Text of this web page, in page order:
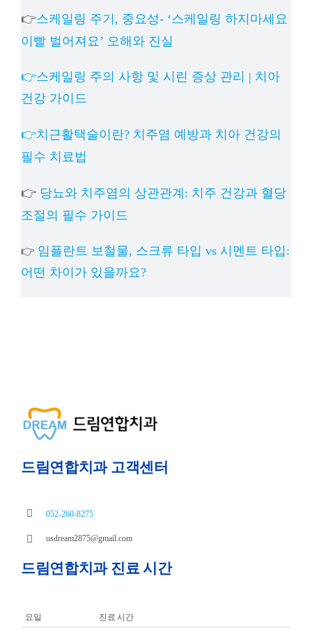
👉스케일링 주기, 중요성- ‘스케일링 하지마세요
이빨 벌어져요’ 오해와 진실
👉스케일링 주의 사항 및 시린 증상 관리 | 치아
건강 가이드
👉치근활택술이란? 치주염 예방과 치아 건강의
필수 치료법
👉 당뇨와 치주염의 상관관계: 치주 건강과 혈당
조절의 필수 가이드
👉 임플란트 보철물, 스크류 타입 vs 시멘트 타입:
어떤 차이가 있을까요?
드림연합치과 고객센터
052-260-8275
usdream2875@gmail.com
드림연합치과 진료 시간
요일 진료 시간